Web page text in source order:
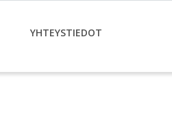
YHTEYSTIEDOT